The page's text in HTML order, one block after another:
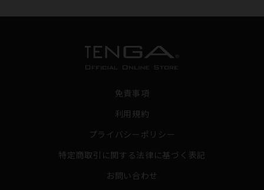
免責事項
利用規約
プライバシーポリシー
特定商取引に関する法律に基づく表記
お問い合わせ